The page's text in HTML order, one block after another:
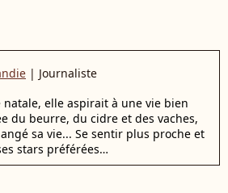
| Journaliste
elle aspirait à une vie bien
du beurre, du cidre et des vaches,
sa vie... Se sentir plus proche et
stars préférées…